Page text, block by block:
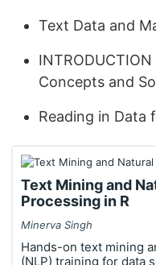
Text Data and
Concepts and
Reading in Data
Text Mining and
Processing in R
Minerva Singh
Hands-on text mining
(NLP) training for data